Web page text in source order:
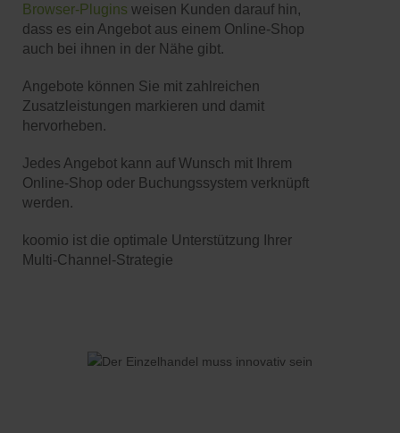
Browser-Plugins weisen Kunden darauf hin,
dass es ein Angebot aus einem Online-Shop
auch bei ihnen in der Nähe gibt.
Angebote können Sie mit zahlreichen
Zusatzleistungen markieren und damit
hervorheben.
Jedes Angebot kann auf Wunsch mit Ihrem
Online-Shop oder Buchungssystem verknüpft
werden.
koomio ist die optimale Unterstützung Ihrer
Multi-Channel-Strategie